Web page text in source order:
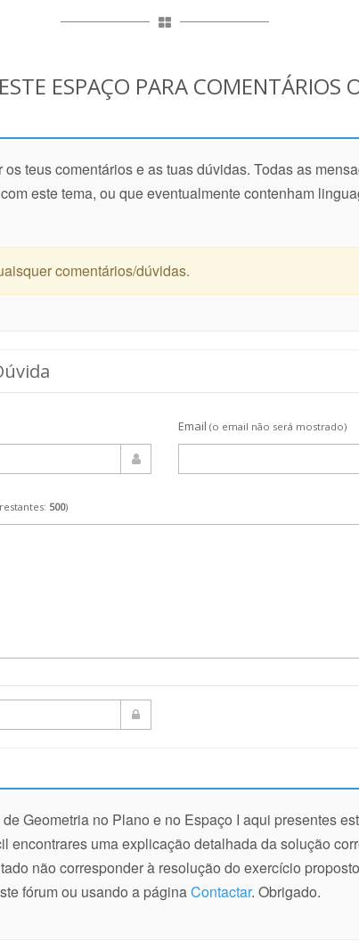
ESPAÇO PARA COMENTÁRIOS
teus comentários e as tuas dúvidas. Todas as
este tema, ou que eventualmente contenham
comentários/dúvidas.
Email (o email não será mostrado)
500)
Geometria no Plano e no Espaço I aqui presentes
encontrares uma explicação detalhada da solução
não corresponder à resolução do exercício
fórum ou usando a páginaContactar. Obrigado.